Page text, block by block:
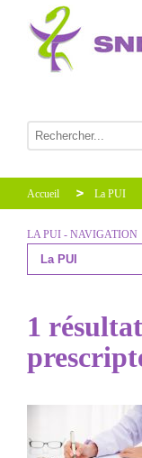
Accueil La PUI
LA PUI - NAVIGATION
1